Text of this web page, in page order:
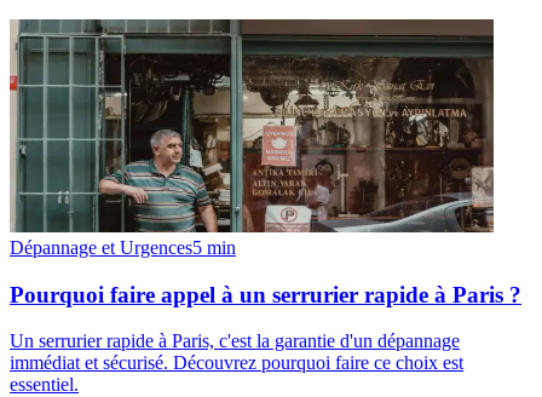
Dépannage et Urgences5 min
Pourquoi faire appel à un serrurier rapide à Paris ?
Un serrurier rapide à Paris, c'est la garantie d'un dépannage
immédiat et sécurisé. Découvrez pourquoi faire ce choix est
essentiel.